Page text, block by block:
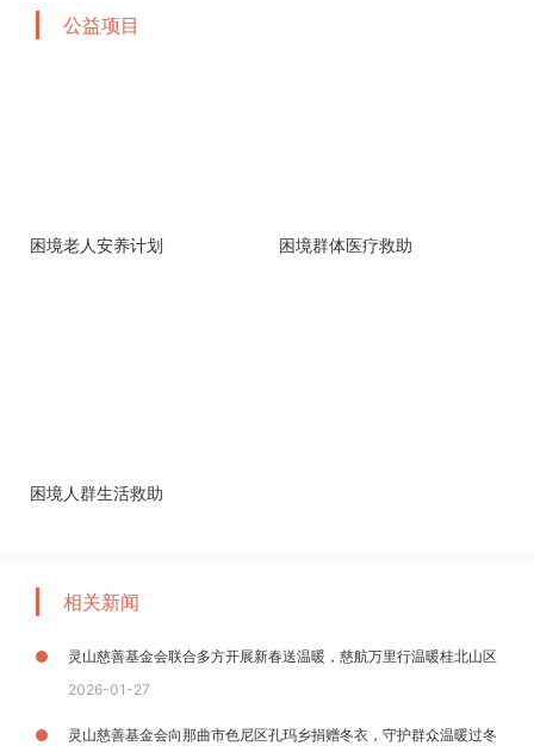
公益项目
困境老人安养计划 困境群体医疗救助
困境人群生活救助
相关新闻
灵山慈善基金会联合多方开展新春送温暖，慈航万里行温暖桂北山区
2026-01-27
灵山慈善基金会向那曲市色尼区孔玛乡捐赠冬衣，守护群众温暖过冬